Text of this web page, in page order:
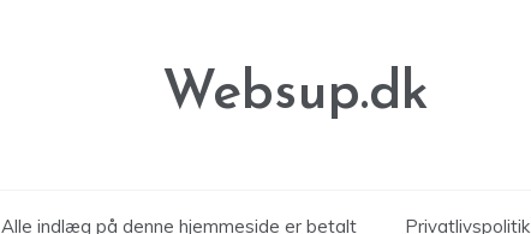
Websup.dk
Alle indlæg på denne hjemmeside er betalt Privatlivspolitik